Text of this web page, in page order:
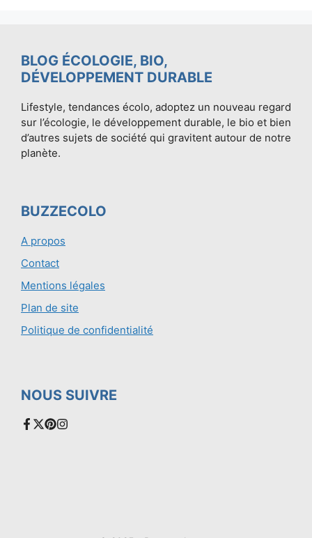
BLOG ÉCOLOGIE, BIO,
DÉVELOPPEMENT DURABLE
Lifestyle, tendances écolo, adoptez un nouveau regard
sur l’écologie, le développement durable, le bio et bien
d’autres sujets de société qui gravitent autour de notre
planète.
BUZZECOLO
A propos
Contact
Mentions légales
Plan de site
Politique de confidentialité
NOUS SUIVRE